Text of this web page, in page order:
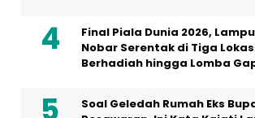
Final Piala Dunia 2026,
Nobar Serentak di Tiga
Berhadiah hingga Lomba
Soal Geledah Rumah Eks